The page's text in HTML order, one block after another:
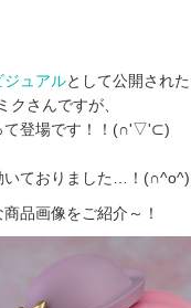
ジュアルとして公開された
クさんですが、
て登場です！！(∩'▽'⊂)
いておりました…！
品画像をご紹介～！